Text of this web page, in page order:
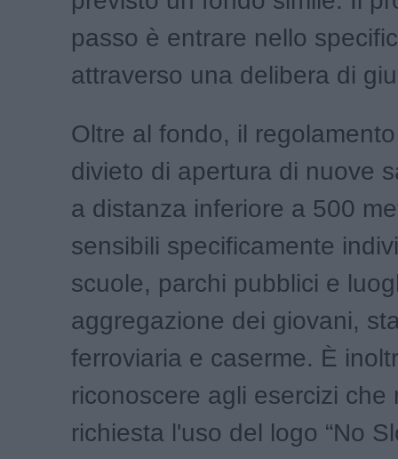
passo è entrare nello
attraverso una delibera di
Oltre al fondo, il
divieto di apertura di nuove
a distanza inferiore a 500
sensibili specificamente
scuole, parchi pubblici e
aggregazione dei giovani,
ferroviaria e caserme. È
riconoscere agli esercizi che
richiesta l'uso del logo “No